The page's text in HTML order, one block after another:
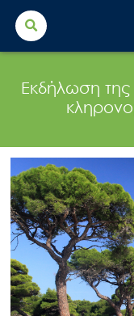
Search
for:
Εκδήλωση της